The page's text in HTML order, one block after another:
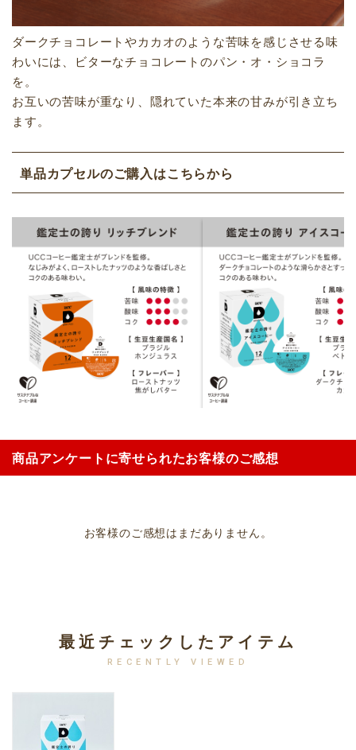
ダークチョコレートやカカオのような苦味を感じさせる味
わいには、ビターなチョコレートのパン・オ・ショコラ
を。
お互いの苦味が重なり、隠れていた本来の甘みが引き立ち
ます。
単品カプセルのご購入はこちらから
商品アンケートに寄せられたお客様のご感想
お客様のご感想はまだありません。
最近チェックしたアイテム
RECENTLY VIEWED